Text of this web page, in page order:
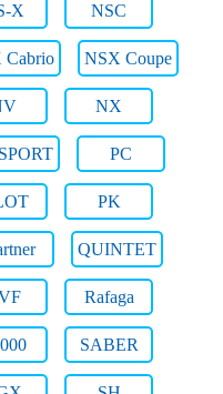
X NSC
Cabrio NSX Coupe
NX
PC
PK
QUINTET
Rafaga
SABER